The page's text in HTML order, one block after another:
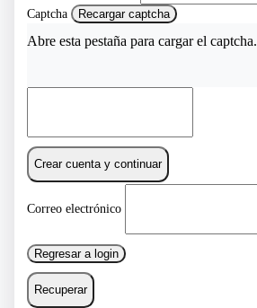
Captcha Recargar captcha
Abre esta pestaña para cargar el captcha.
Crear cuenta y continuar
Correo electrónico
Regresar a login
Recuperar